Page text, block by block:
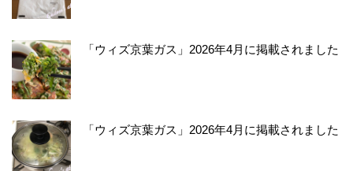
「ウィズ京葉ガス」2026年4月に掲載されました
「ウィズ京葉ガス」2026年4月に掲載されました